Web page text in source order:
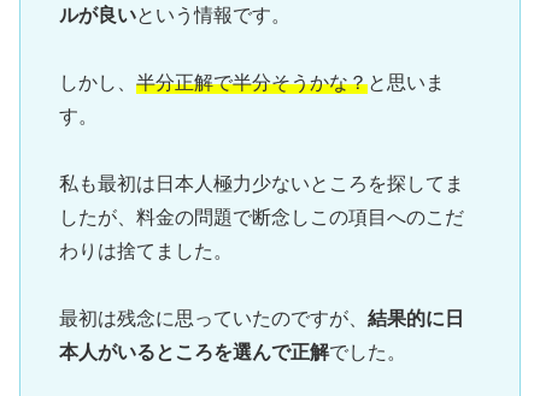
ルが良いという情報です。
しかし、 半分正解で半分そうかな？と思いま
す。
私も最初は日本人極力少ないところを探してま
したが、料金の問題で断念しこの項目へのこだ
わりは捨てました。
最初は残念に思っていたのですが、 結果的に日
本人がいるところを選んで正解でした。